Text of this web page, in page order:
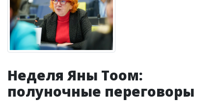
Неделя Яны Тоом:
полуночные переговоры